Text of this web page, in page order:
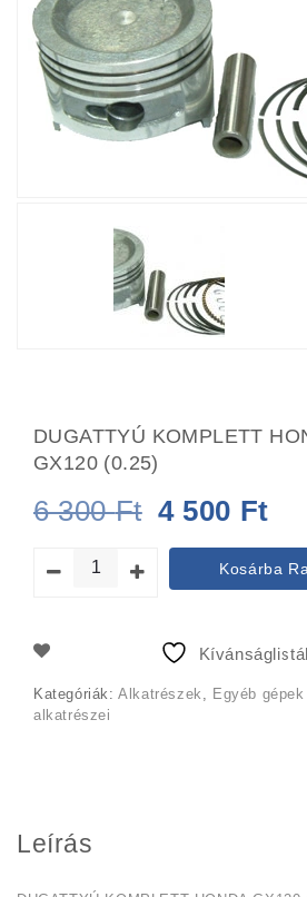
DUGATTYÚ KOMPLETT
GX120 (0.25)
6 300Ft Original
price
was:
6
4 500 Ft
is:
Kosárba
Kategóriák:Alkatrészek Egyéb
alkatrészei
Leírás